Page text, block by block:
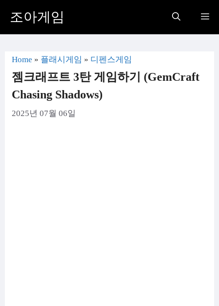
조아게임
Home » 플래시게임 » 디펜스게임
젬크래프트 3탄 게임하기 (GemCraft
Chasing Shadows)
2025년 07월 06일